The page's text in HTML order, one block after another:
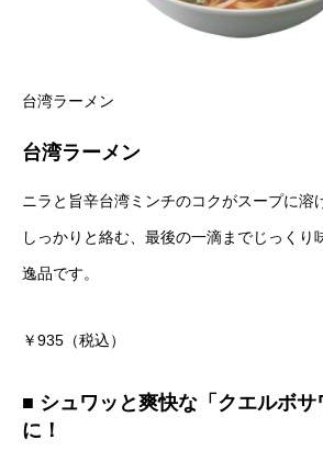
台湾ラーメン
台湾ラーメン
ニラと旨辛台湾ミンチのコクがスープに溶
しっかりと絡む、最後の一滴までじっくり
逸品です。
￥935（税込）
■ シュワッと爽快な「クエルボサ
に！